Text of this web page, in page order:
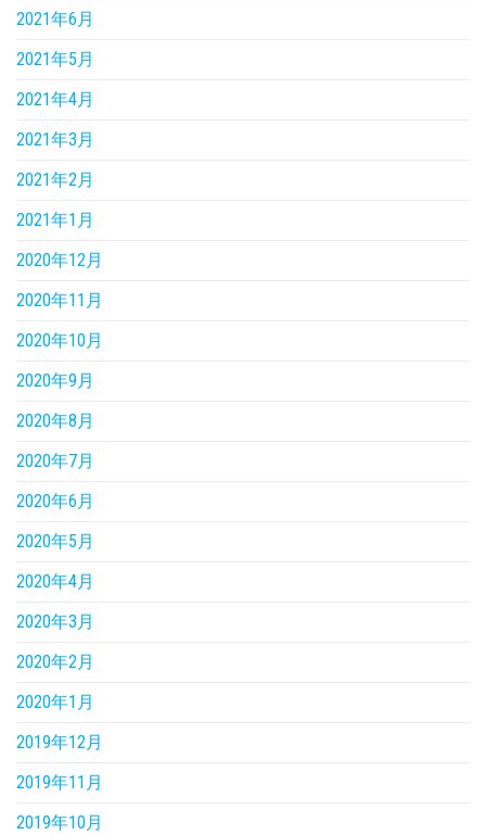
2021年6月
2021年5月
2021年4月
2021年3月
2021年2月
2021年1月
2020年12月
2020年11月
2020年10月
2020年9月
2020年8月
2020年7月
2020年6月
2020年5月
2020年4月
2020年3月
2020年2月
2020年1月
2019年12月
2019年11月
2019年10月